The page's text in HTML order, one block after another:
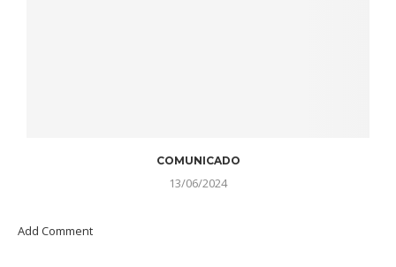
COMUNICADO
13/06/2024
Add Comment